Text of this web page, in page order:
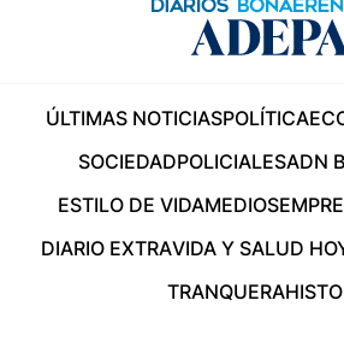
ÚLTIMAS NOTICIASPOLÍTICA
SOCIEDADPOLICIALESADN
ESTILO DE VIDAMEDIOS
DIARIO EXTRAVIDA Y SALUD
TRANQUERA